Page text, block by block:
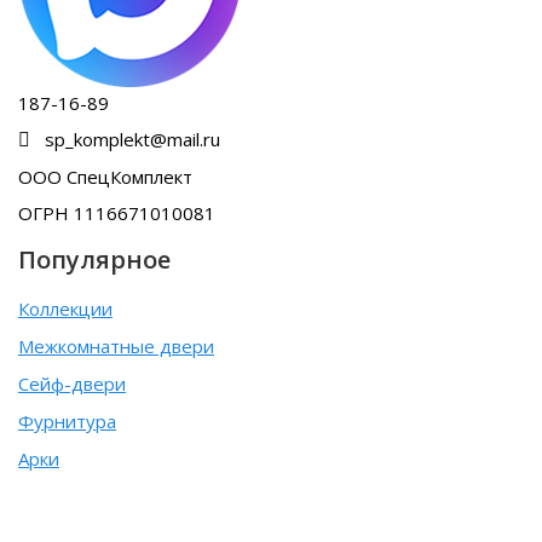
187-16-89
sp_komplekt@mail.ru
ООО СпецКомплект
ОГРН 1116671010081
Популярное
Коллекции
Межкомнатные двери
Сейф-двери
Фурнитура
Арки